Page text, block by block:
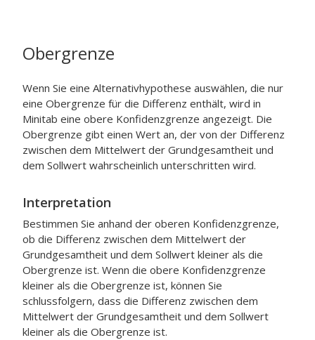
Obergrenze
Wenn Sie eine Alternativhypothese auswählen, die nur
eine Obergrenze für die Differenz enthält, wird in
Minitab eine obere Konfidenzgrenze angezeigt. Die
Obergrenze gibt einen Wert an, der von der Differenz
zwischen dem Mittelwert der Grundgesamtheit und
dem Sollwert wahrscheinlich unterschritten wird.
Interpretation
Bestimmen Sie anhand der oberen Konfidenzgrenze,
ob die Differenz zwischen dem Mittelwert der
Grundgesamtheit und dem Sollwert kleiner als die
Obergrenze ist. Wenn die obere Konfidenzgrenze
kleiner als die Obergrenze ist, können Sie
schlussfolgern, dass die Differenz zwischen dem
Mittelwert der Grundgesamtheit und dem Sollwert
kleiner als die Obergrenze ist.